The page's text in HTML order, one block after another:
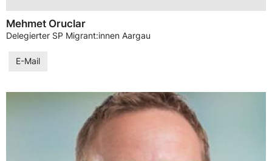
Mehmet Oruclar
Delegierter SP Migrant:innen Aargau
E-Mail